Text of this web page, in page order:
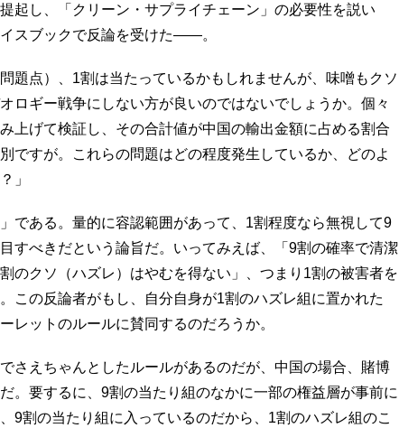
起し、「クリーン・サプライチェーン」の必要性を説い
スブックで反論を受けた――。
題点）、1割は当たっているかもしれませんが、味噌もクソ
ロギー戦争にしない方が良いのではないでしょうか。個々
上げて検証し、その合計値が中国の輸出金額に占める割合
ですが。これらの問題はどの程度発生しているか、どのよ
」
である。量的に容認範囲があって、1割程度なら無視して9
すべきだという論旨だ。いってみえば、「9割の確率で清潔
のクソ（ハズレ）はやむを得ない」、つまり1割の被害者を
この反論者がもし、自分自身が1割のハズレ組に置かれた
レットのルールに賛同するのだろうか。
さえちゃんとしたルールがあるのだが、中国の場合、賭博
。要するに、9割の当たり組のなかに一部の権益層が事前に
9割の当たり組に入っているのだから、1割のハズレ組のこ